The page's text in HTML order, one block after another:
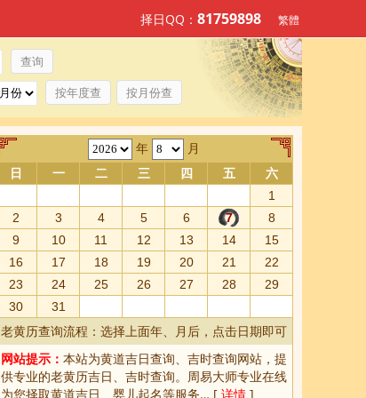
按年度查 按月份查
择日QQ： 81759898 繁體
年 月
日 一 二 三 四 五
六
1
2
3 4 5 6 7
8
9
10 11 12 13 14
15
16
17 18 19 20 21
22
23
24 25 26 27 28
29
30
31
老黄历查询流程：选择上面年、月后，点击日期即可
网站提示： 本站为黄道吉日查询、 吉时查询网站，提
供专业的老黄历吉日、吉时查询。周易大师专业在线
为您择取黄道吉日 、婴儿起名等服务… [ 详情 ]